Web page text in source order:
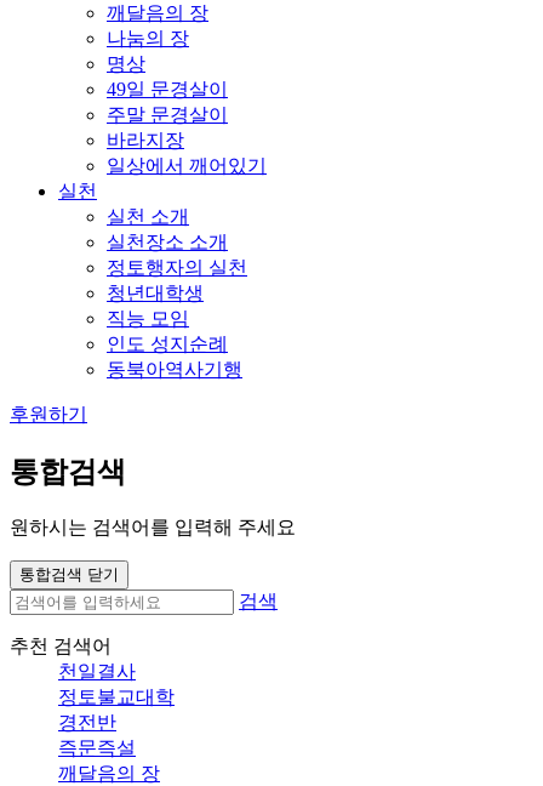
깨달음의 장
나눔의 장
명상
49일 문경살이
주말 문경살이
바라지장
일상에서 깨어있기
실천
실천 소개
실천장소 소개
정토행자의 실천
청년대학생
직능 모임
인도 성지순례
동북아역사기행
후원하기
통합검색
원하시는 검색어를 입력해 주세요
통합검색 닫기
검색
추천 검색어
천일결사
정토불교대학
경전반
즉문즉설
깨달음의 장